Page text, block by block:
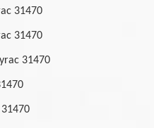
31470
31470
31470